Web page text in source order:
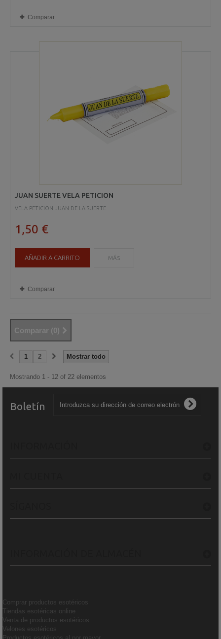
Comparar
JUAN SUERTE VELA PETICION
VELA PETICION JUAN DE LA SUERTE
1,50 €
AÑADIR A CARRITO MÁS
Comparar
Comparar (0)
Mostrar todo
1 2
Mostrando 1 - 12 of 22 elementos
Boletín
Comprar productos esotéricos
Tiendas esotéricas online
Venta de productos esotéricos
Velones esotéricos